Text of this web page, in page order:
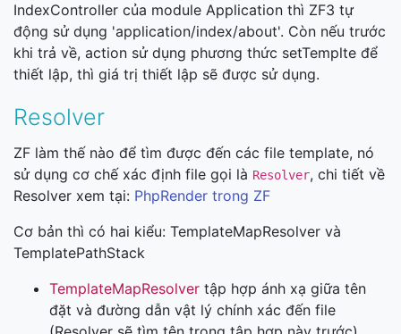
IndexController của module Application thì ZF3 tự
động sử dụng 'application/index/about'. Còn nếu trước
khi trả về, action sử dụng phương thức setTemplte để
thiết lập, thì giá trị thiết lập sẽ được sử dụng.
Resolver
ZF làm thế nào để tìm được đến các file template, nó
sử dụng cơ chế xác định file gọi là Resolver, chi tiết về
Resolver xem tại: PhpRender trong ZF
Cơ bản thì có hai kiểu: TemplateMapResolver và
TemplatePathStack
TemplateMapResolver tập hợp ánh xạ giữa tên
đặt và đường dẫn vật lý chính xác đến file